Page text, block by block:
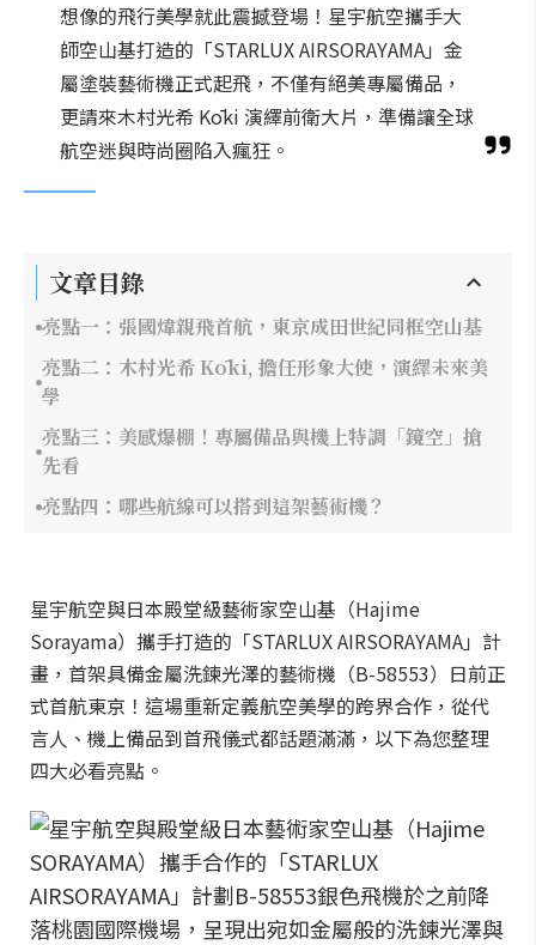
想像的飛行美學就此震撼登場！星宇航空攜手大
師空山基打造的「STARLUX AIRSORAYAMA」金
屬塗裝藝術機正式起飛，不僅有絕美專屬備品，
更請來木村光希 Kōki 演繹前衛大片，準備讓全球
航空迷與時尚圈陷入瘋狂。
文章目錄
亮點一：張國煒親飛首航，東京成田世紀同框空山基
亮點二：木村光希 Kōki, 擔任形象大使，演繹未來美
學
亮點三：美感爆棚！專屬備品與機上特調「鏡空」搶
先看
亮點四：哪些航線可以搭到這架藝術機？
星宇航空與日本殿堂級藝術家空山基（Hajime
Sorayama）攜手打造的「STARLUX AIRSORAYAMA」計
畫，首架具備金屬洗鍊光澤的藝術機（B-58553）日前正
式首航東京！這場重新定義航空美學的跨界合作，從代
言人、機上備品到首飛儀式都話題滿滿，以下為您整理
四大必看亮點。